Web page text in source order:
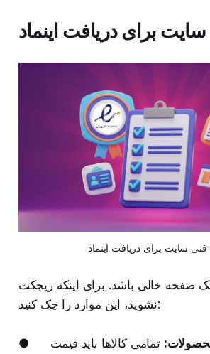
برای دریافت اینماد
سایت برای دریافت اینماد
صفحه خالی باشد. برای اینکه ریجکت
نشوید، این موارد را چک کنید:
● تمامی کالاها باید قیمت